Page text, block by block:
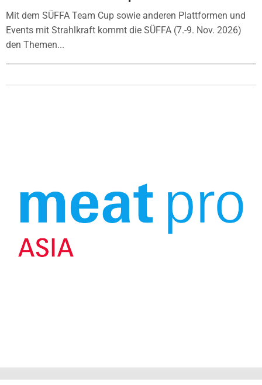
Mit dem SÜFFA Team Cup sowie anderen Plattformen und
Events mit Strahlkraft kommt die SÜFFA (7.-9. Nov. 2026)
den Themen...